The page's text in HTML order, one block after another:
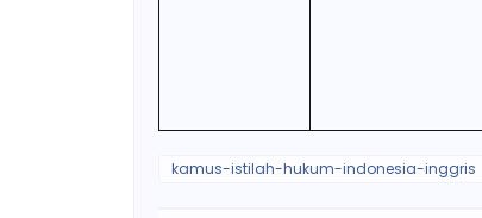
kamus-istilah-hukum-indonesia-inggris